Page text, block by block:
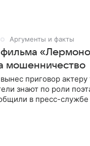
Аргументы и факты
мошенничество
приговор
знают по роли
в пресс-